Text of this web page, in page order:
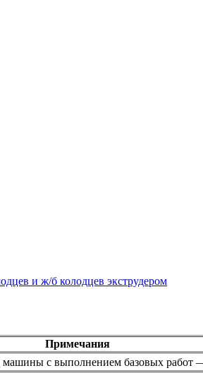
и ж/б колодцев экструдером
Примечания
с выполнением базовых работ